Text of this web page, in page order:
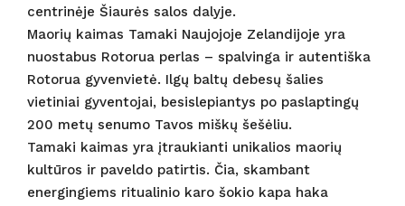
centrinėje Šiaurės salos dalyje.
Maorių kaimas Tamaki Naujojoje Zelandijoje yra
nuostabus Rotorua perlas – spalvinga ir autentiška
Rotorua gyvenvietė. Ilgų baltų debesų šalies
vietiniai gyventojai, besislepiantys po paslaptingų
200 metų senumo Tavos miškų šešėliu.
Tamaki kaimas yra įtraukianti unikalios maorių
kultūros ir paveldo patirtis. Čia, skambant
energingiems ritualinio karo šokio kapa haka